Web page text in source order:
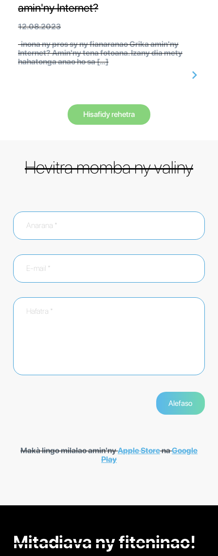
amin'ny Internet?
12.08.2023
inona ny pros sy ny fianaranao Grika amin'ny
Internet? Amin'ny tena fotoana. Izany dia mety
hahatonga anao ho sa […]
Hisafidy rehetra
Hevitra momba ny valiny
Makà lingo milalao amin'nyApple StorenaGoogle
Play
Mitadiava ny fiteninao!